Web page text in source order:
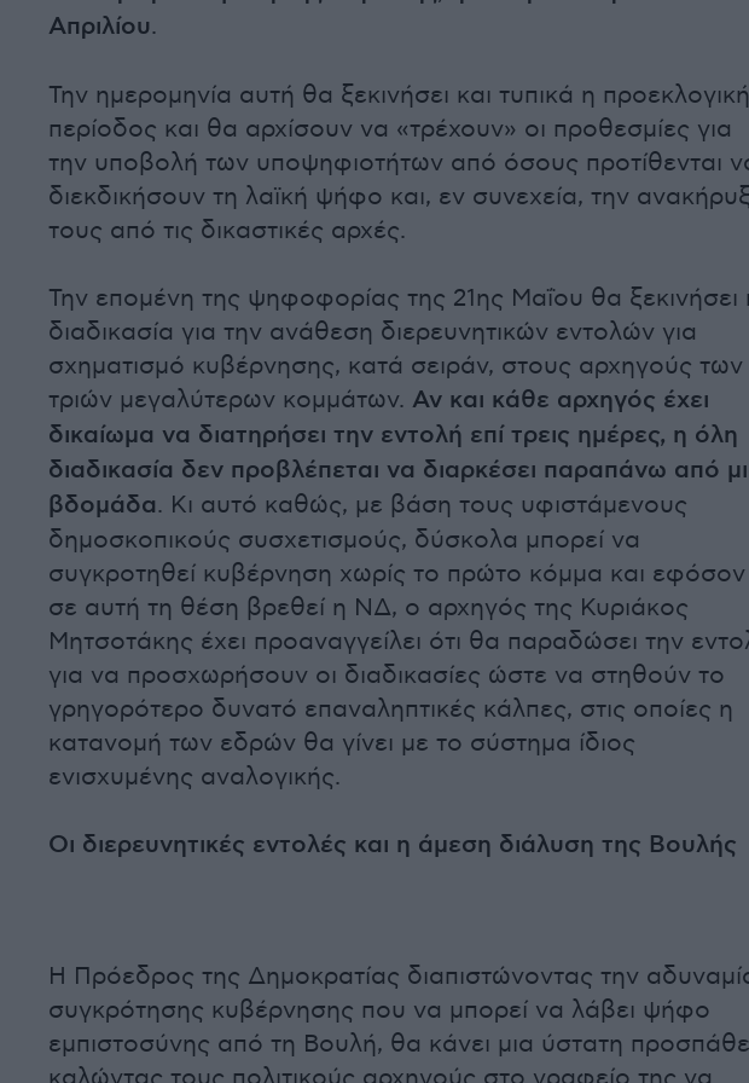
Απριλίου.
Την ημερομηνία αυτή θα ξεκινήσει και τυπικά η προεκλογική
περίοδος και θα αρχίσουν να «τρέχουν» οι προθεσμίες για
την υποβολή των υποψηφιοτήτων από όσους προτίθενται
διεκδικήσουν τη λαϊκή ψήφο και, εν συνεχεία, την
τους από τις δικαστικές αρχές.
Την επομένη της ψηφοφορίας της 21ης Μαΐου θα ξεκινήσει
διαδικασία για την ανάθεση διερευνητικών εντολών για
σχηματισμό κυβέρνησης, κατά σειράν, στους αρχηγούς των
τριών μεγαλύτερων κομμάτων. Αν και κάθε αρχηγός έχει
δικαίωμα να διατηρήσει την εντολή επί τρεις ημέρες, η όλη
διαδικασία δεν προβλέπεται να διαρκέσει παραπάνω από
βδομάδα. Κι αυτό καθώς, με βάση τους υφιστάμενους
δημοσκοπικούς συσχετισμούς, δύσκολα μπορεί να
συγκροτηθεί κυβέρνηση χωρίς το πρώτο κόμμα και εφόσον
σε αυτή τη θέση βρεθεί η ΝΔ, ο αρχηγός της Κυριάκος
Μητσοτάκης έχει προαναγγείλει ότι θα παραδώσει την
για να προσχωρήσουν οι διαδικασίες ώστε να στηθούν το
γρηγορότερο δυνατό επαναληπτικές κάλπες, στις οποίες η
κατανομή των εδρών θα γίνει με το σύστημα ίδιος
ενισχυμένης αναλογικής.
Οι διερευνητικές εντολές και η άμεση διάλυση της Βουλής
Η Πρόεδρος της Δημοκρατίας διαπιστώνοντας την
συγκρότησης κυβέρνησης που να μπορεί να λάβει ψήφο
εμπιστοσύνης από τη Βουλή, θα κάνει μια ύστατη